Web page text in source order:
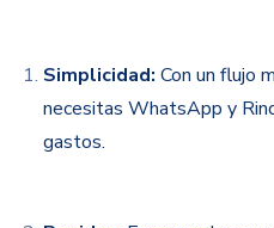
Simplicidad: Con un flujo
necesitas WhatsApp y
gastos.